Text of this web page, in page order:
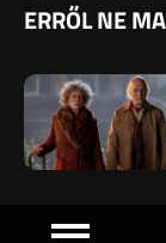
ERRŐL NE